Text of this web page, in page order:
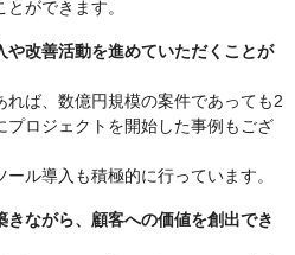
ができます。
改善活動を進めていただくことが
ば、数億円規模の案件であっても2
ロジェクトを開始した事例もござ
ル導入も積極的に行っています。
ながら、顧客への価値を創出でき